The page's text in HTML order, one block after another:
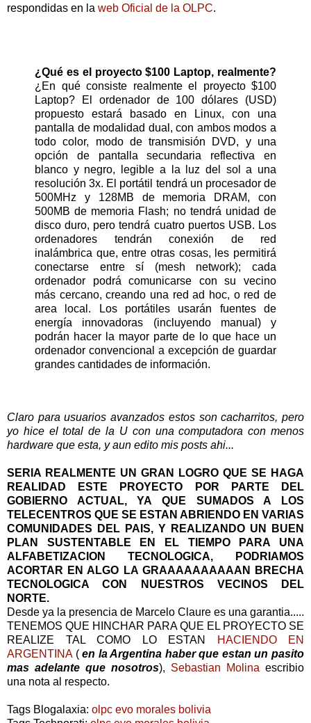
respondidas en la web Oficial de la OLPC.
¿Qué es el proyecto $100 Laptop, realmente?
¿En qué consiste realmente el proyecto $100
Laptop? El ordenador de 100 dólares (USD)
propuesto estará basado en Linux, con una
pantalla de modalidad dual, con ambos modos a
todo color, modo de transmisión DVD, y una
opción de pantalla secundaria reflectiva en
blanco y negro, legible a la luz del sol a una
resolución 3x. El portátil tendrá un procesador de
500MHz y 128MB de memoria DRAM, con
500MB de memoria Flash; no tendrá unidad de
disco duro, pero tendrá cuatro puertos USB. Los
ordenadores tendrán conexión de red
inalámbrica que, entre otras cosas, les permitirá
conectarse entre sí (mesh network); cada
ordenador podrá comunicarse con su vecino
más cercano, creando una red ad hoc, o red de
area local. Los portátiles usarán fuentes de
energía innovadoras (incluyendo manual) y
podrán hacer la mayor parte de lo que hace un
ordenador convencional a excepción de guardar
grandes cantidades de información.
Claro para usuarios avanzados estos son cacharritos, pero
yo hice el total de la U con una computadora con menos
hardware que esta, y aun edito mis posts ahi...
SERIA REALMENTE UN GRAN LOGRO QUE SE HAGA
REALIDAD ESTE PROYECTO POR PARTE DEL
GOBIERNO ACTUAL, YA QUE SUMADOS A LOS
TELECENTROS QUE SE ESTAN ABRIENDO EN VARIAS
COMUNIDADES DEL PAIS, Y REALIZANDO UN BUEN
PLAN SUSTENTABLE EN EL TIEMPO PARA UNA
ALFABETIZACION TECNOLOGICA, PODRIAMOS
ACORTAR EN ALGO LA GRAAAAAAAAAAN BRECHA
TECNOLOGICA CON NUESTROS VECINOS DEL
NORTE.
Desde ya la presencia de Marcelo Claure es una garantia.....
TENEMOS QUE HINCHAR PARA QUE EL PROYECTO SE
REALIZE TAL COMO LO ESTAN
HACIENDO EN
ARGENTINA(en la Argentina haber que estan un pasito
mas adelante que nosotros), Sebastian Molina escribio
una nota al respecto.
Tags Blogalaxia: olpc evo morales bolivia